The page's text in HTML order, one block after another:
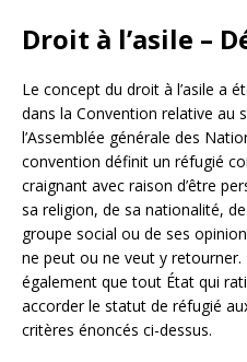
Droit à l’asile –
Le concept du droit à l’asile a
dans la Convention relative au
l’Assemblée générale des
convention définit un réfugié
craignant avec raison d’être
sa religion, de sa nationalité,
groupe social ou de ses
ne peut ou ne veut y
également que tout État qui
accorder le statut de réfugié
critères énoncés ci-dessus.